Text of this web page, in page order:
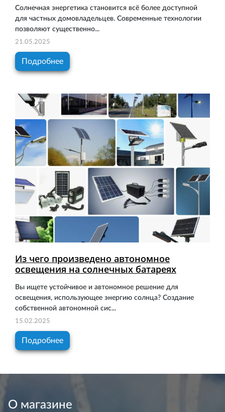
Солнечная энергетика становится всё более доступной
для частных домовладельцев. Современные технологии
позволяют существенно...
21.05.2025
Подробнее
Из чего произведено автономное
освещения на солнечных батареях
Вы ищете устойчивое и автономное решение для
освещения, использующее энергию солнца? Создание
собственной автономной сис...
15.02.2025
Подробнее
О магазине